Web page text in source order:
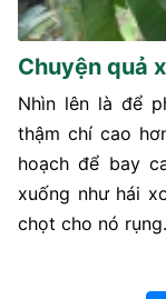
Chuyện quả
Nhìn lên là để
thậm chí cao
hoạch để bay
xuống như hái
chọt cho nó rụng.